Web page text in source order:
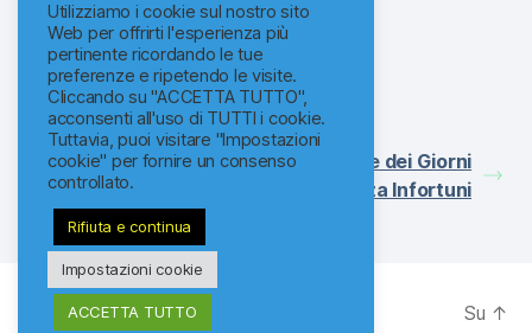
Updated on 21/02/2025
Raggruppamento di
Schermi
Contatore dei Giorni
senza Infortuni
© 2026ReklamaPro Su ↑
Utilizziamo i cookie sul nostro sito
Web per offrirti l'esperienza più
pertinente ricordando le tue
preferenze e ripetendo le visite.
Cliccando su "ACCETTA TUTTO",
acconsenti all'uso di TUTTI i cookie.
Tuttavia, puoi visitare "Impostazioni
cookie" per fornire un consenso
controllato.
Rifiuta e continua
Impostazioni cookie
ACCETTA TUTTO